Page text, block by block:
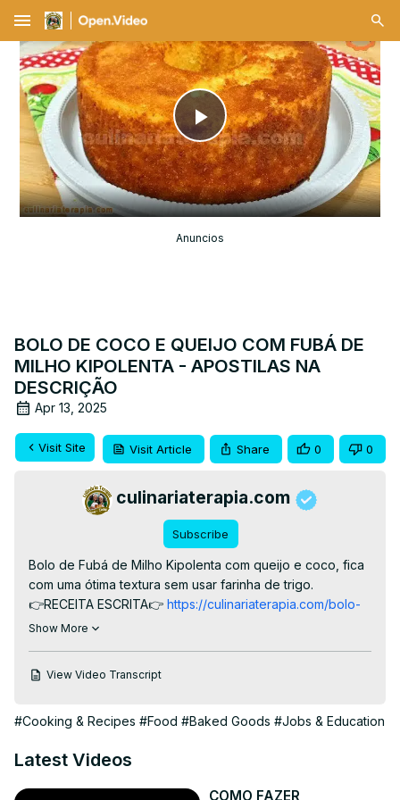
menu
Play
Video
Anuncios
BOLO DE COCO E QUEIJO COM FUBÁ DE
MILHO KIPOLENTA - APOSTILAS NA
DESCRIÇÃO
Apr 13, 2025
Visit Site Visit Article Share 0 0
culinariaterapia.com
Subscribe
Bolo de Fubá de Milho Kipolenta com queijo e coco, fica
com uma ótima textura sem usar farinha de trigo.
👉RECEITA ESCRITA👉 https://culinariaterapia.com/bolo-
de-kipolenta-de-liquidificador/
Show More
View Video Transcript
#Cooking & Recipes #Food #Baked Goods #Jobs & Education
Latest Videos
COMO FAZER